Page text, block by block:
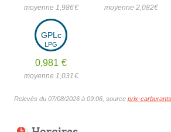
moyenne 1,986€ moyenne 2,082€
GPLc
LPG
0,981 €
moyenne 1,031 €
Relevés du 07/08/2026 à 09:06, source prix-